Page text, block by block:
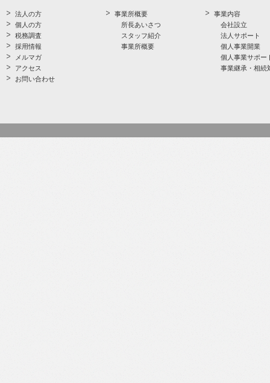
法人の方
個人の方
税務調査
採用情報
メルマガ
アクセス
お問い合わせ
事業所概要
所長あいさつ
スタッフ紹介
事業所概要
事業内容
会社設立
法人サポート
個人事業開業
個人事業サポー
事業継承・相続